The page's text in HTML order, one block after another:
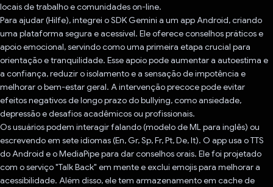
locais de trabalho e comunidades on-line.
Para ajudar (Hilfe), integrei o SDK Gemini a um app Android, criando
uma plataforma segura e acessível. Ele oferece conselhos práticos e
apoio emocional, servindo como uma primeira etapa crucial para
orientação e tranquilidade. Esse apoio pode aumentar a autoestima e
a confiança, reduzir o isolamento e a sensação de impotência e
melhorar o bem-estar geral. A intervenção precoce pode evitar
efeitos negativos de longo prazo do bullying, como ansiedade,
depressão e desafios acadêmicos ou profissionais.
Os usuários podem interagir falando (modelo de ML para inglês) ou
escrevendo em sete idiomas (En, Gr, Sp, Fr, Pt, De, It). O app usa o TTS
do Android e o MediaPipe para dar conselhos orais. Ele foi projetado
com o serviço "Talk Back" em mente e exclui emojis para melhorar a
acessibilidade. Além disso, ele tem armazenamento em cache de